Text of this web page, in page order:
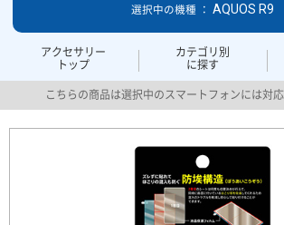
アクセサリー
トップ
カテゴリ別
に探す
選択中の機種 ： AQUOS R9
こちらの商品は選択中のスマートフォンには対応